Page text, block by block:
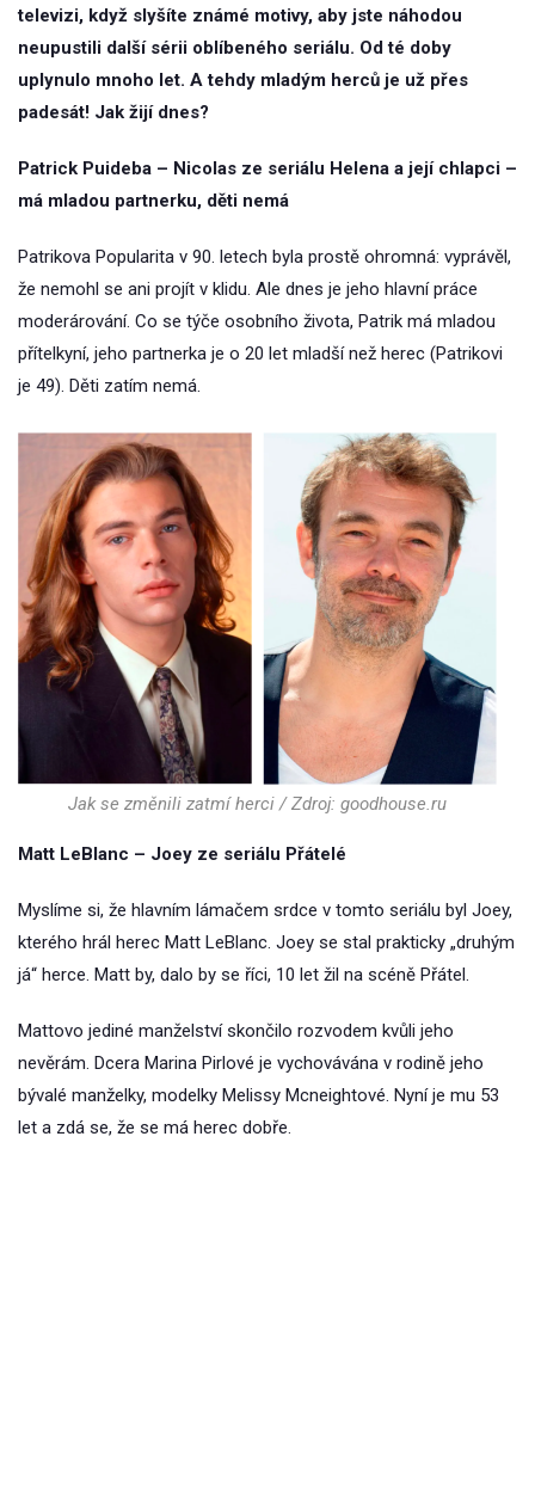
televizi, když slyšíte známé motivy, aby jste náhodou
neupustili další sérii oblíbeného seriálu. Od té doby
uplynulo mnoho let. A tehdy mladým herců je už přes
padesát! Jak žijí dnes?
Patrick Puideba – Nicolas ze seriálu Helena a její chlapci –
má mladou partnerku, děti nemá
Patrikova Popularita v 90. letech byla prostě ohromná: vyprávěl,
že nemohl se ani projít v klidu. Ale dnes je jeho hlavní práce
moderárování. Co se týče osobního života, Patrik má mladou
přítelkyní, jeho partnerka je o 20 let mladší než herec (Patrikovi
je 49). Děti zatím nemá.
Jak se změnili zatmí herci / Zdroj: goodhouse.ru
Matt LeBlanc – Joey ze seriálu Přátelé
Myslíme si, že hlavním lámačem srdce v tomto seriálu byl Joey,
kterého hrál herec Matt LeBlanc. Joey se stal prakticky „druhým
já“ herce. Matt by, dalo by se říci, 10 let žil na scéně Přátel.
Mattovo jediné manželství skončilo rozvodem kvůli jeho
nevěrám. Dcera Marina Pirlové je vychovávána v rodině jeho
bývalé manželky, modelky Melissy Mcneightové. Nyní je mu 53
let a zdá se, že se má herec dobře.